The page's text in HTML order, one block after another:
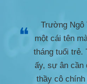
❝
Trường Ngô
một cái tên
tháng tuổi trẻ.
ấy, sự ân cần
thầy cô